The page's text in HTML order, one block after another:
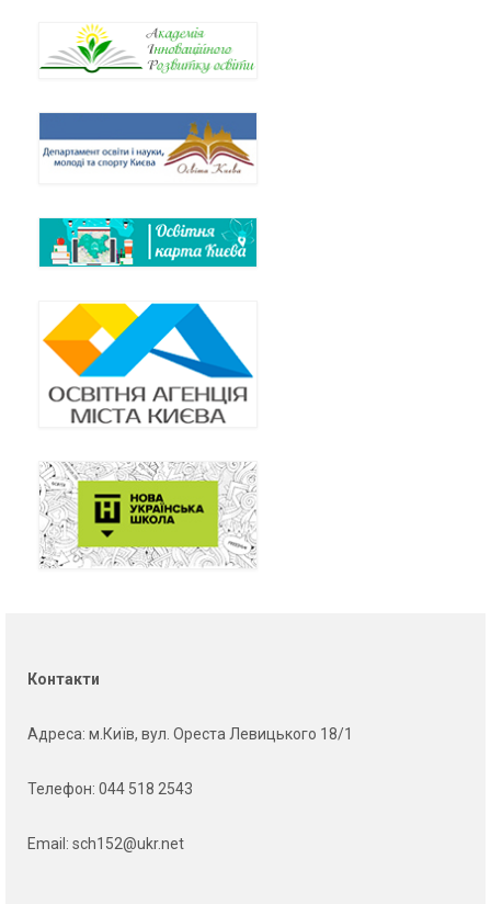
Контакти
Адреса: м.Київ, вул. Ореста Левицького 18/1
Телефон: 044 518 2543
Email: sch152@ukr.net